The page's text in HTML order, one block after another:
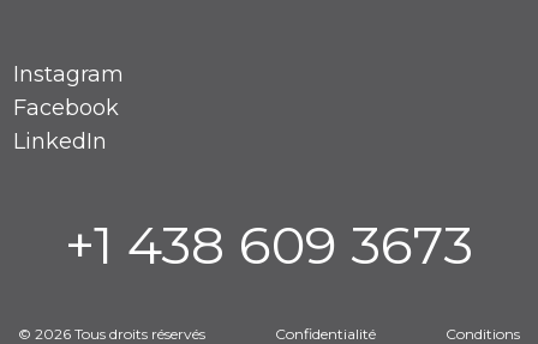
Instagram
Facebook
LinkedIn
+1 438 609 3673
© 2026 Tous droits réservés Confidentialité Conditions